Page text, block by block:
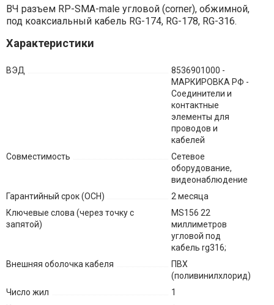
ВЧ разъем RP-SMA-male угловой (corner), обжимной,
под коаксиальный кабель RG-174, RG-178, RG-316.
Характеристики
ВЭД
8536901000 -
МАРКИРОВКА РФ -
Соединители и
контактные
элементы для
проводов и
кабелей
Совместимость
Сетевое
оборудование,
видеонаблюдение
Гарантийный срок (ОСН)
2 месяца
Ключевые слова (через точку с
запятой)
MS156 22
миллиметров
угловой под
кабель rg316;
Внешняя оболочка кабеля
ПВХ
(поливинилхлорид)
Число жил
1